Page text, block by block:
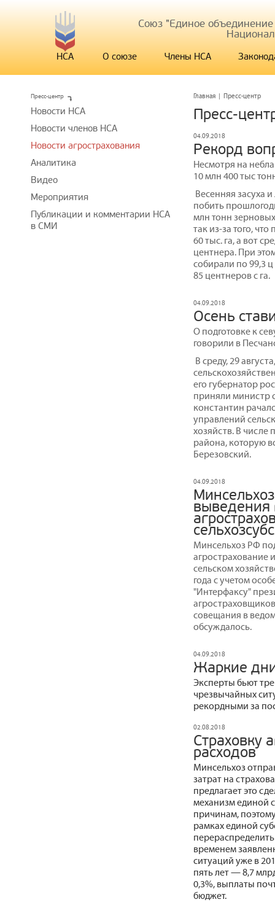
Союз "Единое
НСА О союзе Члены НСА
Главная | Пресс-центр
Пресс-
04.09.2018
Рекорд
Несмотря на
10 млн 400 тыс
Весенняя засуха
побить
млн тонн
так из-за того,
60 тыс. га, а вот
центнера. При
собирали по 99,3
85 центнеров с га.
04.09.2018
Осень
О подготовке к
говорили в
В среду, 29
его губернатор
приняли министр
константин
управлений
хозяйств. В числе
района, которую
Березовский.
04.09.2018
выведения
Минсельхоз РФ
агрострахование
сельском
года с учетом
"Интерфаксу"
совещания в
обсуждалось.
04.09.2018
Жаркие
Эксперты бьют
чрезвычайных
рекордными за
02.08.2018
Страховку
расходов
Минсельхоз
затрат на
предлагает это
механизм единой
причинам,
рамках единой
временем
ситуаций уже в
пять лет — 8,7
0,3%, выплаты
бюджет.
Пресс-центр
Новости НСА
Новости членов НСА
Новости агрострахования
Аналитика
Видео
Мероприятия
Публикации и комментарии НСА
в СМИ